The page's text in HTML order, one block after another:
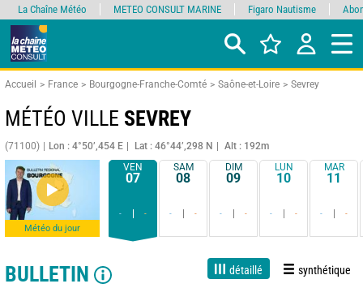
Accueil France Bourgogne-Franche-Comté Saône-et-Loire Sevrey
MÉTÉO VILLE SEVREY
(71100) Lon : 4°50’,454 E Lat : 46°44’,298 N Alt : 192m
Météo du jour
VEN
07
- -
SAM
08
- -
DIM
09
- -
LUN
10
- -
MAR
11
- -
BULLETIN détaillé synthétique
La Chaîne Météo METEO CONSULT MARINE Figaro Nautisme